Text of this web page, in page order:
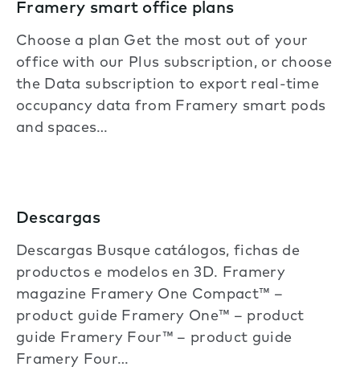
Framery smart office plans
Choose a plan Get the most out of your
office with our Plus subscription, or choose
the Data subscription to export real-time
occupancy data from Framery smart pods
and spaces…
Descargas
Descargas Busque catálogos, fichas de
productos e modelos en 3D. Framery
magazine Framery One Compact™ –
product guide Framery One™ – product
guide Framery Four™ – product guide
Framery Four…